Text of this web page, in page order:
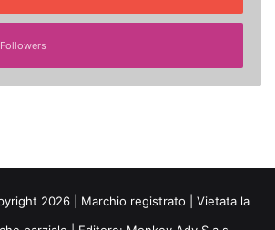
Followers
2026 | Marchio registrato | Vietata la